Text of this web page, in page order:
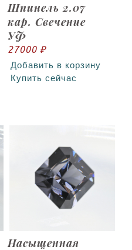
Шпинель 2.07
кар. Свечение
УФ
27000 ₽
Добавить в корзину
Купить сейчас
Насыщенная